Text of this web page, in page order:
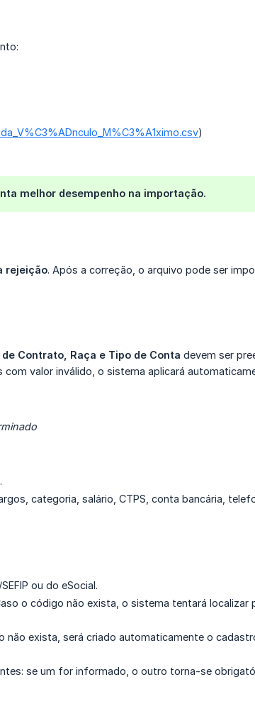
)
melhor desempenho na importação.
rejeição. Após a correção, o arquivo pode ser
Contrato, Raça e Tipo de Conta devem ser
valor inválido, o sistema aplicará
categoria, salário, CTPS, conta bancária,
ou do eSocial.
o código não exista, o sistema tentará localizar
não exista, será criado automaticamente o
se um for informado, o outro torna-se